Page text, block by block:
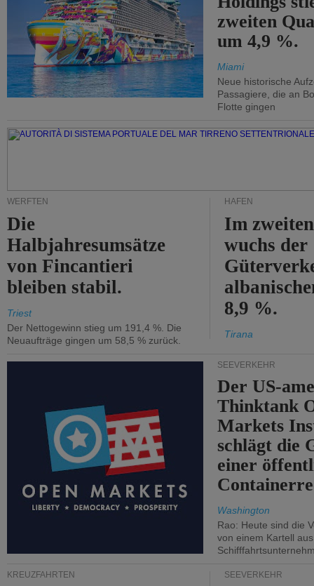
zweiten
um 4,9 %.
Miami
Neue historische
Passagiere, die an
Flotte gingen
WERFTEN
Die
Halbjahresumsätze
von Fincantieri
bleiben stabil.
Triest
Der Nettogewinn stieg um 191,4 %. Die
Neuaufträge gingen um 58,5 % zurück.
HÄFEN
Im
wuchs der
8,9 %.
Tirana
SEEVERKEHR
Der US-
Thinktank
Markets
schlägt die
einer
Washington
Rao: Heute sind die
von einem Kartell
KREUZFAHRTEN SEEVERKEHR